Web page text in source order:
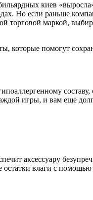
киев
Но если раньше
торговой маркой,
которые помогут
игры, и вам еще
аксессуару
остатки влаги с